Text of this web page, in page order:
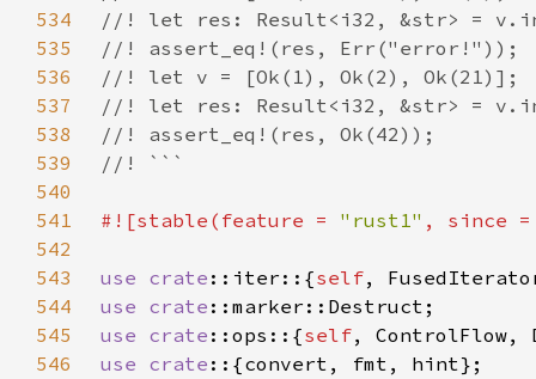
534
535
536
537
538
539
540
541
#![stable(feature = "rust1" , since
542
543
use crate ::iter::{self
544
use crate
545
use crate ::ops::{self
546
use crate